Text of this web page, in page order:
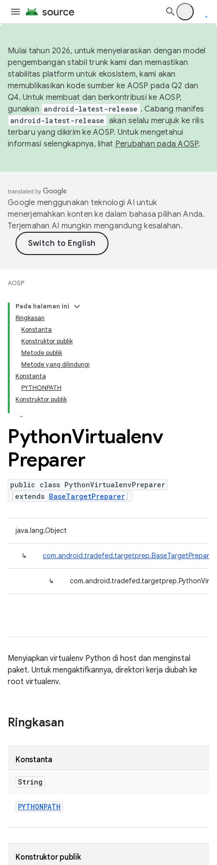
Mulai tahun 2026, untuk menyelaraskan dengan model
pengembangan stabil trunk kami dan memastikan
stabilitas platform untuk ekosistem, kami akan
memublikasikan kode sumber ke AOSP pada Q2 dan
Q4. Untuk membuat dan berkontribusi ke AOSP,
gunakan android-latest-release . Cabang manifes
android-latest-release akan selalu merujuk ke rilis
terbaru yang dikirim ke AOSP. Untuk mengetahui
informasi selengkapnya, lihat Perubahan pada AOSP.
Google menggunakan teknologi AI untuk
menerjemahkan konten ke dalam bahasa pilihan Anda.
Terjemahan AI mungkin mengandung kesalahan.
AOSP
Pada halaman ini
Ringkasan
Konstanta
Konstruktor publik
Metode publik
Metode yang dilindungi
Konstanta
PYTHONPATH
Konstruktor publik
PythonVirtualenv
Preparer
public class PythonVirtualenvPreparer
extends BaseTargetPreparer
java.lang.Object
↳ com.android.tradefed.targetprep.BaseTargetPreparer
↳
Menyiapkan virtualenv Python di host dan menginstal
paket. Untuk mengaktifkannya, direktori kerja diubah ke
root virtualenv.
Ringkasan
Konstanta
String
PYTHONPATH
Konstruktor publik